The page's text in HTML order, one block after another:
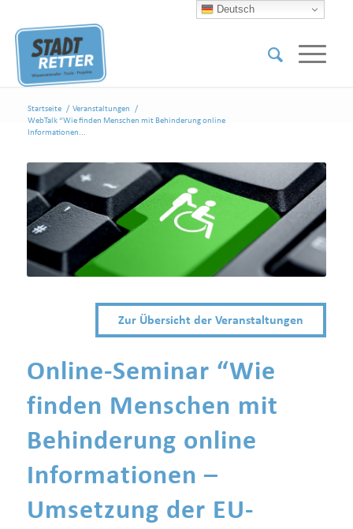
Startseite / Veranstaltungen
/
WebTalk “Wie finden Menschen mit Behinderung online
Informationen...
Zur Übersicht der Veranstaltungen
Online-Seminar “Wie
finden Menschen mit
Behinderung online
Informationen –
Umsetzung der EU-
Deutsch